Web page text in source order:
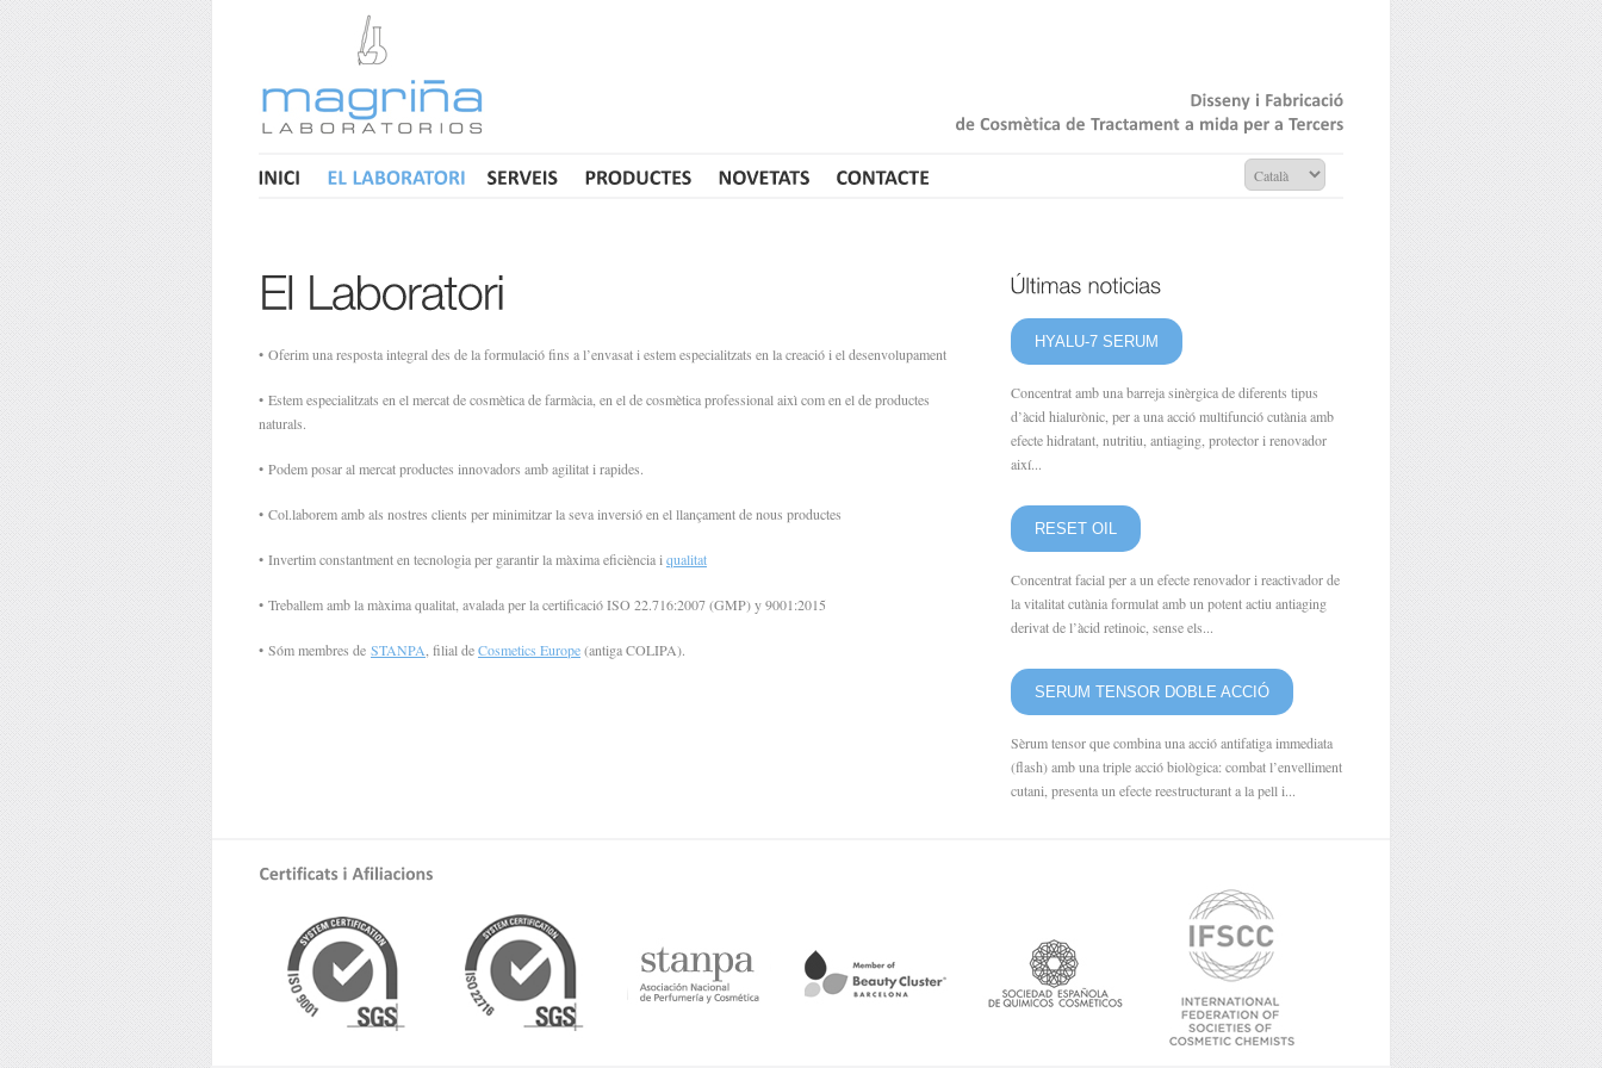
• Oferim una resposta integral des de la formulació fins a l’envasat i estem especialitzats en la creació i el desenvolupament
• Estem especialitzats en el mercat de cosmètica de farmàcia, en el de cosmètica professional aixì com en el de productes
naturals.
• Podem posar al mercat productes innovadors amb agilitat i rapides.
• Col.laborem amb als nostres clients per minimitzar la seva inversió en el llançament de nous productes
• Invertim constantment en tecnologia per garantir la màxima eficiència i qualitat
• Treballem amb la màxima qualitat, avalada per la certificació ISO 22.716:2007 (GMP) y 9001:2015
• Sóm membres de STANPA , filial deCosmetics Europe(antiga COLIPA).
HYALU-7 SERUM
Concentrat amb una barreja sinèrgica de diferents tipus
d’àcid hialurònic, per a una acció multifunció cutània amb
efecte hidratant, nutritiu, antiaging, protector i renovador
així...
RESET OIL
Concentrat facial per a un efecte renovador i reactivador de
la vitalitat cutània formulat amb un potent actiu antiaging
derivat de l’àcid retinoic, sense els...
SERUM TENSOR DOBLE ACCIÓ
Sèrum tensor que combina una acció antifatiga immediata
(flash) amb una triple acció biològica: combat l’envelliment
cutani, presenta un efecte reestructurant a la pell i...